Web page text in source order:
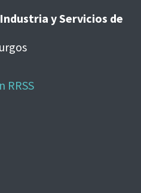
y Servicios de
RRSS